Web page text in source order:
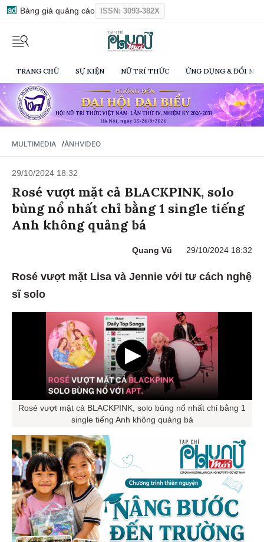
Bảng giá quảng cáo ISSN: 3093-382X
TRANG CHỦ SỰ KIỆN NỮ TRÍ THỨC ỨNG DỤNG & ĐỔI
MULTIMEDIA /ẢNHVIDEO
29/10/2024 18:32
Rosé vượt mặt cả BLACKPINK, solo
bùng nổ nhất chỉ bằng 1 single tiếng
Anh không quảng bá
Quang Vũ 29/10/2024 18:32
Rosé vượt mặt Lisa và Jennie với tư cách nghệ
sĩ solo
Rosé vượt mặt cả BLACKPINK, solo bùng nổ nhất chỉ bằng 1
single tiếng Anh không quảng bá